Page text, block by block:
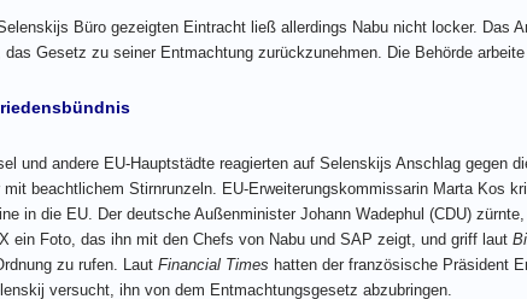
Büro gezeigten Eintracht ließ allerdings Nabu nicht locker. Das
das Gesetz zu seiner Entmachtung zurückzunehmen. Die Behörde
und andere EU-Hauptstädte reagierten auf Selenskijs Anschlag gegen
mit beachtlichem Stirnrunzeln. EU-Erweiterungskommissarin Marta Kos
in die EU. Der deutsche Außenminister Johann Wadephul (CDU)
ein Foto, das ihn mit den Chefs von Nabu und SAP zeigt, und griff laut
zu rufen. Laut Financial Times hatten der französische Präsident
versucht, ihn von dem Entmachtungsgesetz abzubringen.